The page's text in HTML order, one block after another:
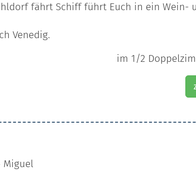
fährt Schiff führt Euch in ein Wein-
Venedig.
im 1/2
Miguel